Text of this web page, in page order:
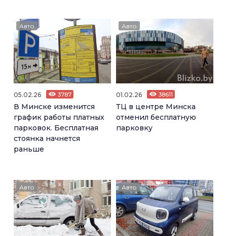
Авто
05.02.26 3787
В Минске изменится
график работы платных
парковок. Бесплатная
стоянка начнется
раньше
Авто
01.02.26 38611
ТЦ в центре Минска
отменил бесплатную
парковку
Авто Авто